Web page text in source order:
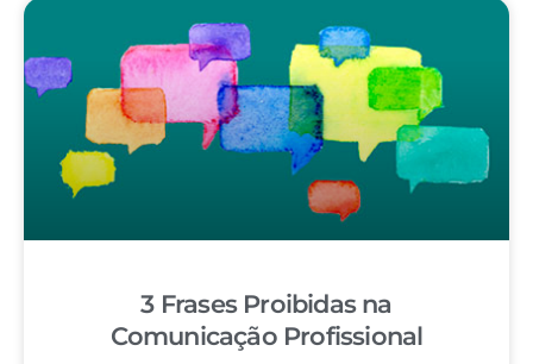
3 Frases Proibidas na
Comunicação Profissional